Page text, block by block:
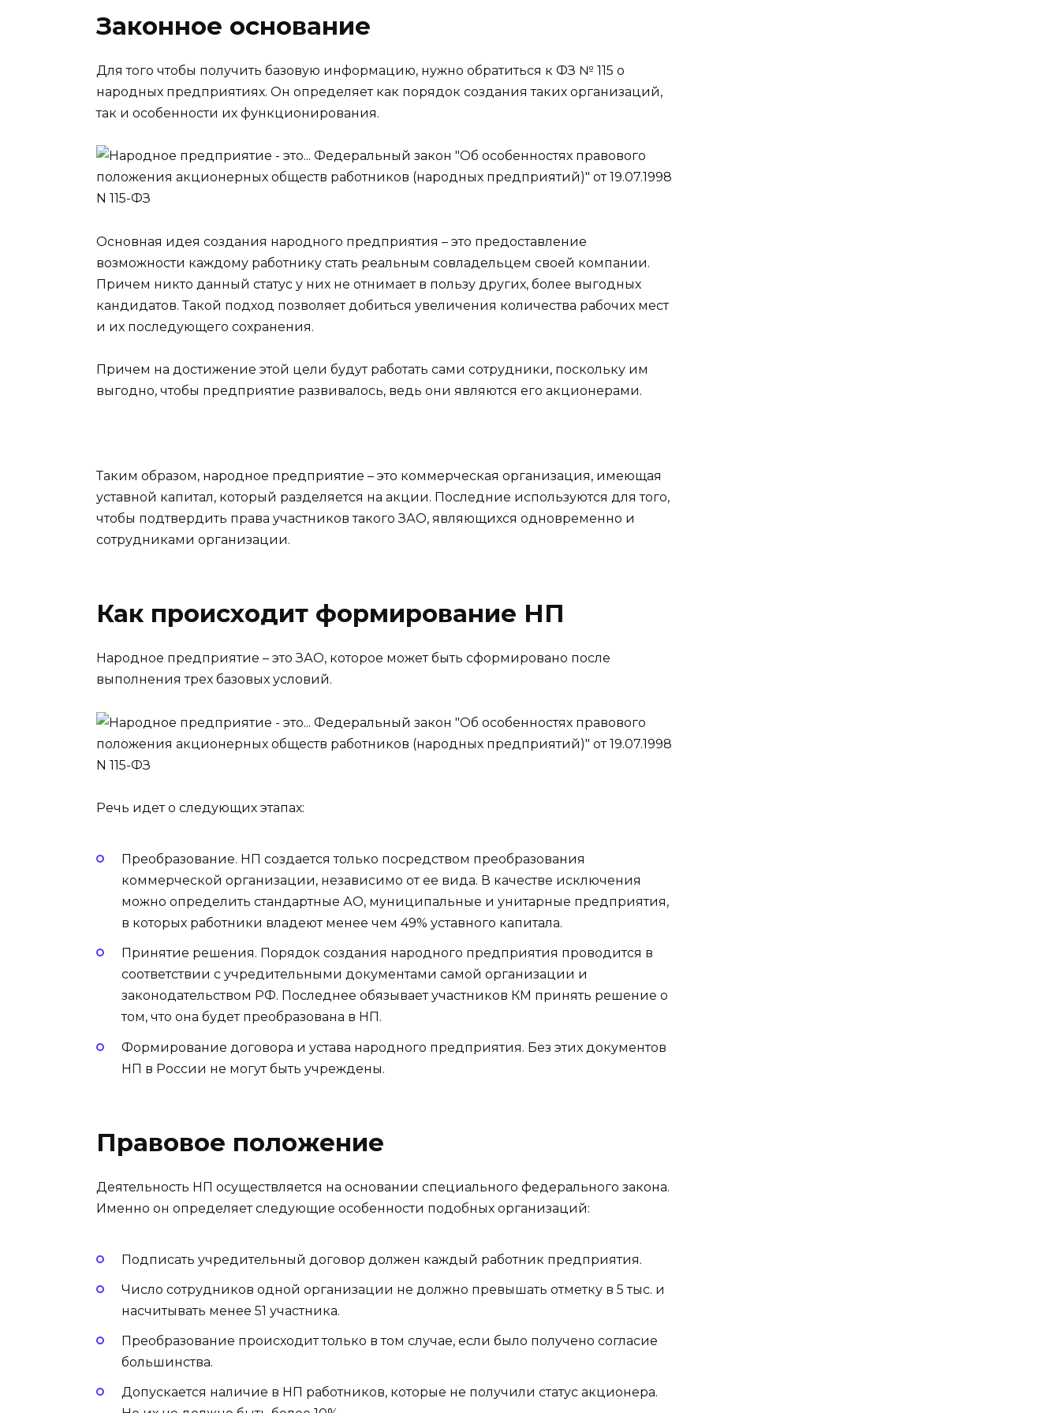
Законное основание
Для того чтобы получить базовую информацию, нужно обратиться к ФЗ № 115 о
народных предприятиях. Он определяет как порядок создания таких организаций,
так и особенности их функционирования.
Основная идея создания народного предприятия – это предоставление
возможности каждому работнику стать реальным совладельцем своей компании.
Причем никто данный статус у них не отнимает в пользу других, более выгодных
кандидатов. Такой подход позволяет добиться увеличения количества рабочих мест
и их последующего сохранения.
Причем на достижение этой цели будут работать сами сотрудники, поскольку им
выгодно, чтобы предприятие развивалось, ведь они являются его акционерами.
Таким образом, народное предприятие – это коммерческая организация, имеющая
уставной капитал, который разделяется на акции. Последние используются для того,
чтобы подтвердить права участников такого ЗАО, являющихся одновременно и
сотрудниками организации.
Как происходит формирование НП
Народное предприятие – это ЗАО, которое может быть сформировано после
выполнения трех базовых условий.
Речь идет о следующих этапах:
Преобразование. НП создается только посредством преобразования
коммерческой организации, независимо от ее вида. В качестве исключения
можно определить стандартные АО, муниципальные и унитарные предприятия,
в которых работники владеют менее чем 49% уставного капитала.
Принятие решения. Порядок создания народного предприятия проводится в
соответствии с учредительными документами самой организации и
законодательством РФ. Последнее обязывает участников КМ принять решение о
том, что она будет преобразована в НП.
Формирование договора и устава народного предприятия. Без этих документов
НП в России не могут быть учреждены.
Правовое положение
Деятельность НП осуществляется на основании специального федерального закона.
Именно он определяет следующие особенности подобных организаций:
Подписать учредительный договор должен каждый работник предприятия.
Число сотрудников одной организации не должно превышать отметку в 5 тыс. и
насчитывать менее 51 участника.
Преобразование происходит только в том случае, если было получено согласие
большинства.
Допускается наличие в НП работников, которые не получили статус акционера.